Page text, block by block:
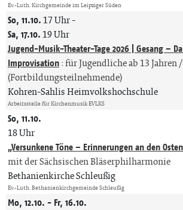
Ev.-Luth. Kirchgemeinde im Leipziger Süden
So, 11.10.17 Uhr-
Sa, 17.10.19 Uhr
Jugend-Musik-Theater-Tage 2026 | Gesang –
Improvisation:für Jugendliche ab 13 Jahren
(Fortbildungsteilnehmende)
Kohren-Sahlis Heimvolkshochschule
Arbeitsstelle für Kirchenmusik EVLKS
So, 11.10.
18 Uhr
„Versunkene Töne – Erinnerungen an den
mit der Sächsischen Bläserphilharmonie
Bethanienkirche Schleußig
Ev.-Luth. Bethanienkirchgemeinde Schleußig
Mo, 12.10. - Fr, 16.10.